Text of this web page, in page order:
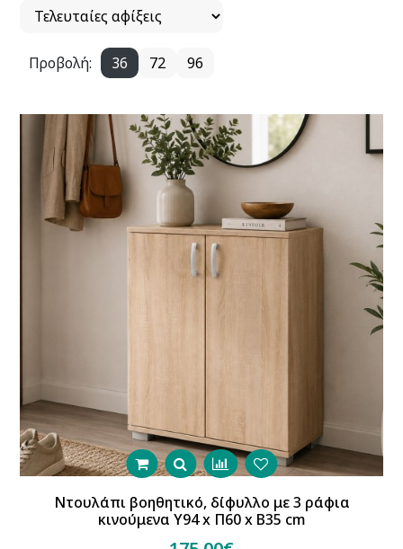
Προβολή: 36 72 96
Ντουλάπι βοηθητικό, δίφυλλο με 3 ράφια
κινούμενα Υ94 x Π60 x Β35 cm